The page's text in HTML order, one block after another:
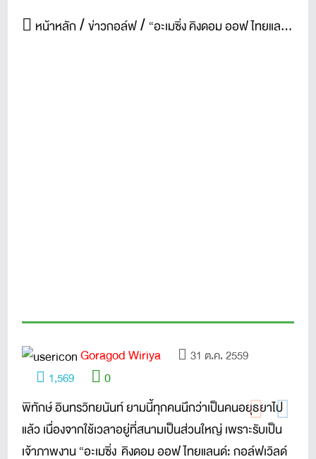
หน้าหลัก ข่าวกอล์ฟ “อะเมซิ่ง คิงดอม ออฟ ไทยแลนด์: กอล์ฟเวิลด์ คลับ แชมเปี้ยนชิพ 2016”
Goragod Wiriya
31 ต.ค. 2559
1,569
0
พิทักษ์ อินทรวิทยนันท์ ยามนี้ทุกคนนึกว่าเป็นคนอยุธยาไป
แล้ว เนื่องจากใช้เวลาอยู่ที่สนามเป็นส่วนใหญ่ เพราะรับเป็น
เจ้าภาพงาน “อะเมซิ่ง คิงดอม ออฟ ไทยแลนด์: กอล์ฟเวิลด์